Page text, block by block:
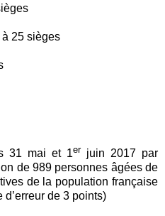
25 sièges
31 mai et 1er juin 2017 par
de 989 personnes âgées de
de la population française
de 3 points)